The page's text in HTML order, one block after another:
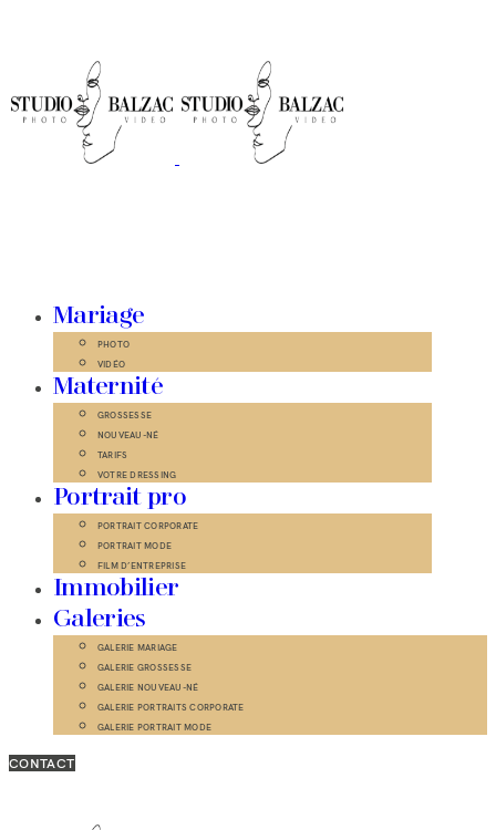
Mariage
PHOTO
VIDÉO
Maternité
GROSSESSE
NOUVEAU-NÉ
TARIFS
VOTRE DRESSING
Portrait pro
PORTRAIT CORPORATE
PORTRAIT MODE
FILM D’ENTREPRISE
Immobilier
Galeries
GALERIE MARIAGE
GALERIE GROSSESSE
GALERIE NOUVEAU-NÉ
GALERIE PORTRAITS CORPORATE
GALERIE PORTRAIT MODE
CONTACT